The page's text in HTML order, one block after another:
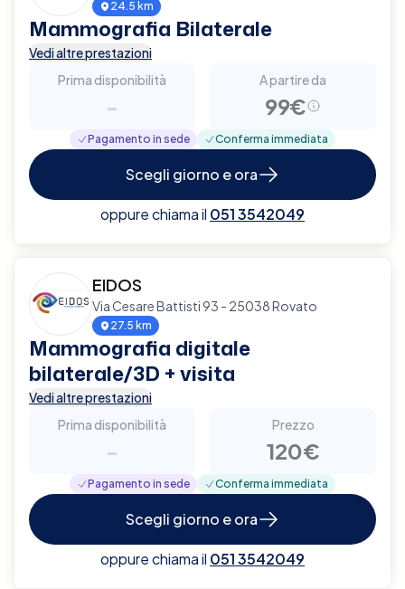
24.5 km
Mammografia Bilaterale
Vedi altre prestazioni
Prima disponibilità
-
A partire da
99€
Pagamento in sede Conferma immediata
Scegli giorno e ora
oppure chiama il 051 3542049
EIDOS
Via Cesare Battisti 93 - 25038 Rovato
27.5 km
Mammografia digitale
bilaterale/3D + visita
Vedi altre prestazioni
Prima disponibilità
-
Prezzo
120€
Pagamento in sede Conferma immediata
Scegli giorno e ora
oppure chiama il 051 3542049